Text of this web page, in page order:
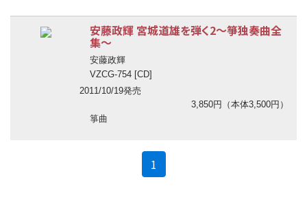
安藤政輝 宮城道雄を弾く2〜箏独奏曲全
集〜
安藤政輝
VZCG-754 [CD]
2011/10/19発売
3,850円（本体3,500円）
箏曲
1